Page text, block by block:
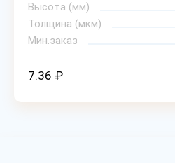
Высота (мм)
Толщина (мкм)
Мин.заказ
7.36 ₽